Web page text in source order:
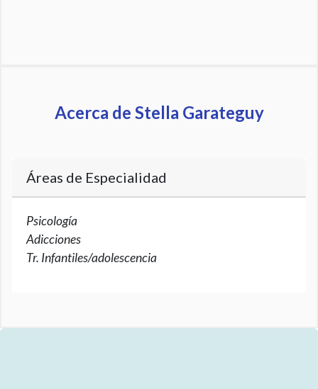
Acerca de Stella Garateguy
Áreas de Especialidad
Psicología
Adicciones
Tr. Infantiles/adolescencia